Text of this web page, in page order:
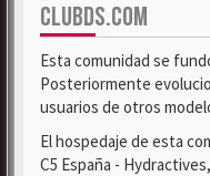
CLUBDS.COM
Esta comunidad se
Posteriormente
usuarios de otros
El hospedaje de esta
C5 España -